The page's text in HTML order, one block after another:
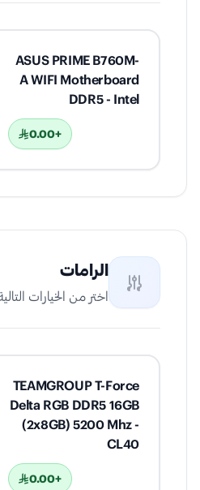
ASUS PRIME B760M-
A WIFI Motherboard
DDR5 - Intel
+0.00
الرامات
اختر من الخيارات
TEAMGROUP T-Force
Delta RGB DDR5 16GB
(2x8GB) 5200 Mhz -
CL40
+0.00